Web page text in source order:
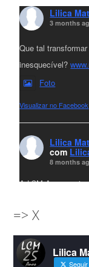
Lilica
3 months
Que tal
inesquecível?
Foto
Visualizar no Facebook
Lilica
com
8 months
A LCM Assessoria
amigos que
#lcmassessoria
#HappyNewYear
=> X
Lilica
Seguir